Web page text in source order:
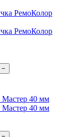
РемоКолор
РемоКолор
−
Мастер 40 мм
Мастер 40 мм